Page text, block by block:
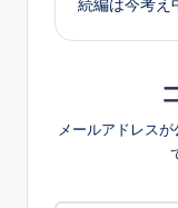
続編は今考え
メールアドレスが